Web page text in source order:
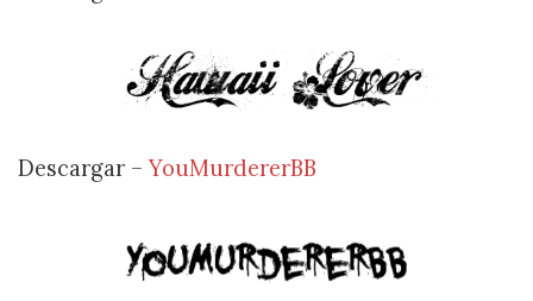
Descargar –YouMurdererBB